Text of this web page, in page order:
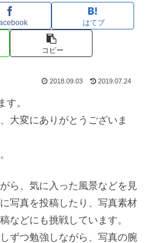
はてブ
コピー
2018.09.03 2019.07.24
す。
大変にありがとうございま
ら、気に入った風景などを見
写真を投稿したり、写真素材
などにも挑戦しています。
ずつ勉強しながら、写真の腕